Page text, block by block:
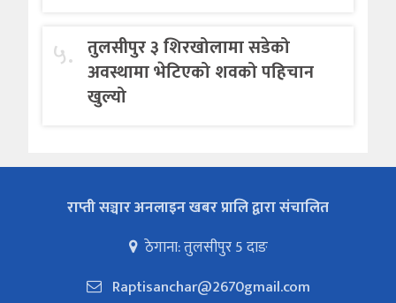
५. तुलसीपुर ३ शिरखोलामा सडेको
अवस्थामा भेटिएको शवको पहिचान
खुल्यो
राप्ती सञ्चार अनलाइन खबर प्रालि द्वारा संचालित
ठेगाना: तुलसीपुर 5 दाङ
Raptisanchar@2670gmail.com